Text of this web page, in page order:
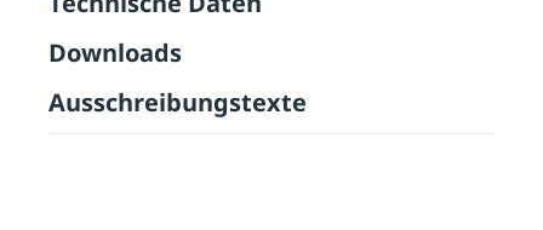
Downloads
Ausschreibungstexte